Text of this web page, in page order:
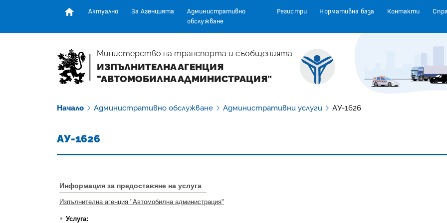
Актуално За Агенцията
Административно
обслужване
Регистри Нормативна база Контакти
Министерство на транспорта и съобщенията
ИЗПЪЛНИТЕЛНА АГЕНЦИЯ
"АВТОМОБИЛНА АДМИНИСТРАЦИЯ"
Начало Административно обслужване Административни услуги АУ-1626
АУ-1626